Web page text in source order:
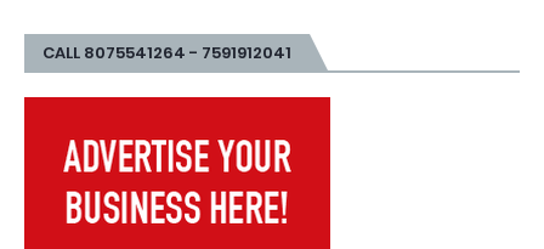
CALL 8075541264 - 7591912041